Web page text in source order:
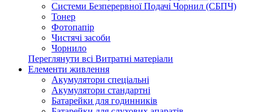
Системи Безперервної Подачі Чорнил (СБПЧ)
Тонер
Фотопапір
Чистячі засоби
Чорнило
Переглянути всі Витратні матеріали
Елементи живлення
Акумулятори спеціальні
Акумулятори стандартні
Батарейки для годинників